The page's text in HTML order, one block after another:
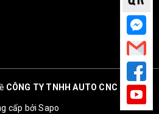
CÔNG TY TNHH AUTO CNC
cấp bởiSapo